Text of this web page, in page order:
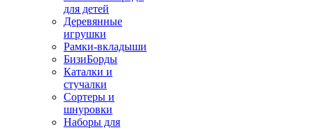
для детей
Деревянные
игрушки
Рамки-вкладыши
БизиБорды
Каталки и
стучалки
Сортеры и
шнуровки
Наборы для